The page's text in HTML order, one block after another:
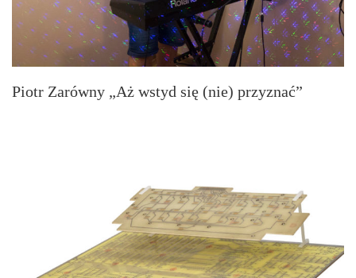
Piotr Zarówny „Aż wstyd się (nie) przyznać”